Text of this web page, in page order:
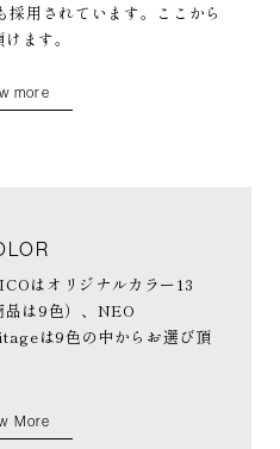
採用されています。ここから
ます。
more
はオリジナルカラー13
は9色）、NEO
は9色の中からお選び頂
More